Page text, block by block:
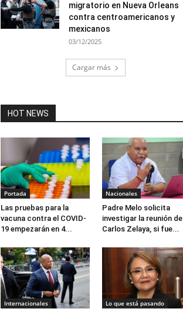
migratorio en Nueva Orleans
contra centroamericanos y
mexicanos
03/12/2025
Cargar más
HOT NEWS
Portada
Las pruebas para la
vacuna contra el COVID-
19 empezarán en 4...
Nacionales
Padre Melo solicita
investigar la reunión de
Carlos Zelaya, si fue...
Internacionales Lo que está pasando